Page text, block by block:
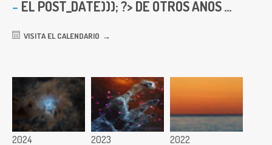
EL POST_DATE))); ?> DE OTROS AÑOS ...
VISITA EL CALENDARIO
2024 2023 2022